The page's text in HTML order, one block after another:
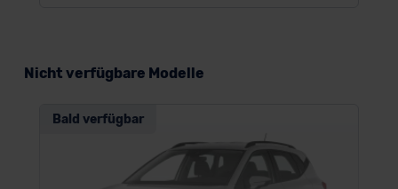
Nicht verfügbare Modelle
Bald verfügbar